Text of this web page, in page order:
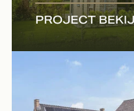
PROJECT